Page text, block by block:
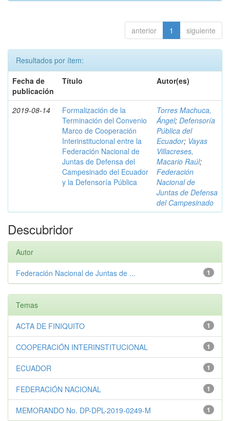
anterior 1 siguiente
Resultados por ítem:
Fecha de
publicación
Título Autor(es)
2019-08-14
Formalización de la
Terminación del Convenio
Marco de Cooperación
Interinstitucional entre la
Federación Nacional de
Juntas de Defensa del
Campesinado del Ecuador
y la Defensoría Pública
Torres Machuca,
Ángel; Defensoría
Pública del
Ecuador; Vayas
Villacreses,
Macario Raúl;
Federación
Nacional de
Juntas de Defensa
del Campesinado
Descubridor
Autor
1
Federación Nacional de Juntas de ...
Temas
1
ACTA DE FINIQUITO
1
COOPERACIÓN INTERINSTITUCIONAL
1
ECUADOR
1
FEDERACIÓN NACIONAL
1
MEMORANDO No. DP-DPL-2019-0249-M